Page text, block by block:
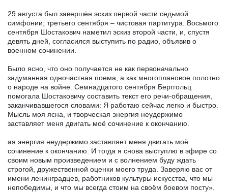
29 августа был завершён эскиз первой части седьмой
симфонии; третьего сентября – чистовая партитура. Восьмого
сентября Шостакович наметил эскиз второй части, и, спустя
девять дней, согласился выступить по радио, объявив о
военном сочинении.
Было ясно, что оно получается не как первоначально
задуманная одночастная поема, а как многоплановое полотно
о народе на войне. Семнадцатого сентября Берггольц
помогала Шостаковичу составить текст его речи-обращения,
заканчивавшегося словами: Я работаю сейчас легко и быстро.
Мысль моя ясна, и творческая энергия неудержимо
заставляет меня двигать моё сочинение к окончанию.
ая энергия неудержимо заставляет меня двигать моё
сочинение к окончанию. И тогда я снова выступлю в эфире со
своим новым произведением и с волнением буду ждать
строгой, дружественной оценки моего труда. Заверяю вас от
имени ленинградцев, работников культуры искусства, что мы
непобедимы, и что мы всегда стоим на своём боевом посту».